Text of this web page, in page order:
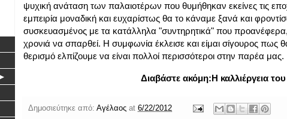
ψυχική ανάταση των παλαιοτέρων που θυμήθηκαν εκείνες τις
εμπειρία μοναδική και ευχαρίστως θα το κάναμε ξανά και
συσκευασμένος με τα κατάλληλα "συντηρητικά" που
χρονιά να σπαρθεί. Η συμφωνία έκλεισε και είμαι σίγουρος πως
θερισμό ελπίζουμε να είναι πολλοί περισσότεροι στην παρέα μας.
Διαβάστε ακόμη:Η καλλιέργεια
Δημοσιεύτηκε από: Αγέλαος at 6/22/2012